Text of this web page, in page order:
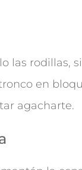
las rodillas,
en
agacharte.